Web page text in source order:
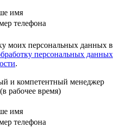
имя
телефона
моих персональных данных в
персональных данных
.
и компетентный менеджер
рабочее время)
имя
телефона